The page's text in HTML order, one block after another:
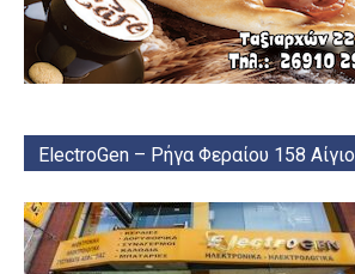
ElectroGen – Ρήγα Φεραίου 158 Αίγιο